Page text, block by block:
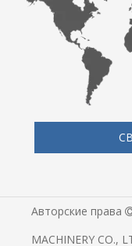
Авторские права
MACHINERY CO.,